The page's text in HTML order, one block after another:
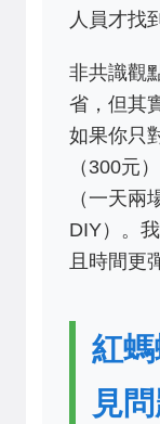
人員才找
非共識觀
省，但其
如果你只
（300元
（一天
DIY）。
且時間更
紅
見